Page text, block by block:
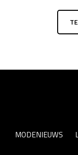
MODENIEUWS